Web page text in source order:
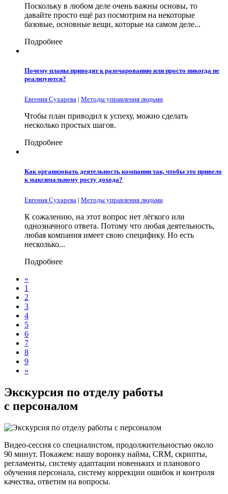
Поскольку в любом деле очень важны основы, то
давайте просто ещё раз посмотрим на некоторые
базовые, основные вещи, которые на самом деле...
Подробнее
Почему планы приводят к разочарованию или просто никогда не
реализуются?
Евгения Сухарева | Методы управления людьми
Чтобы план приводил к успеху, можно сделать
несколько простых шагов.
Подробнее
Как организовать деятельность компании так, чтобы это привело
к максимальному росту дохода?
Евгения Сухарева | Методы управления людьми
К сожалению, на этот вопрос нет лёгкого или
однозначного ответа. Потому что любая деятельность,
любая компания имеет свою специфику. Но есть
несколько...
Подробнее
«
1
2
3
4
5
6
7
8
9
»
Экскурсия по отделу работы
с персоналом
Видео-сессия со специалистом, продолжительностью около
90 минут. Покажем: нашу воронку найма, CRM, скрипты,
регламенты, систему адаптации новеньких и планового
обучения персонала, систему коррекции ошибок и контроля
качества, ответим на вопросы.